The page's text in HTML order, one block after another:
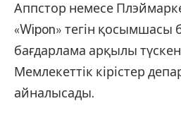
Аппстор немесе
«Wipon» тегін қосымшасы
бағдарлама арқылы
Мемлекеттік кірістер
айналысады.